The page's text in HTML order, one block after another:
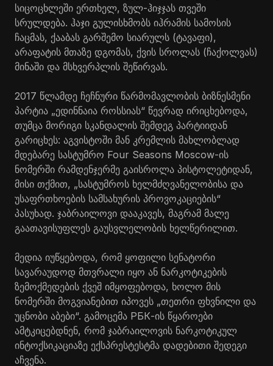
სიცოცხლეში ერთხელ, ზულ-ჰიჯჯას თვეში
სრულდება. ჰაჯი გულისხმობს იჰრამის სამოსის
ჩაცმას, ქააბას გარშემო სიარულს (ტავაფი),
არაფატის მთაზე დგომას, ქვის სროლას (ჩაქოლვას)
მინაში და მსხვერპლის შეწირვას.
2017 წლამდე ჩეჩნური წარმომავლობის ბიზნესმენი
პარტია „ედინნაია როსსიას“ წევრად ირიცხებოდა,
თუმცა მორიგი სკანდალის შემდეგ პარტიიდან
გარიცხეს: აგვისტოში მან კრემლის მახლობლად
მდებარე სასტუმრო Four Seasons Moscow-ის
ნომერში რამდენჯერმე გაისროლა პისტოლეტიდან,
მისი თქმით, „სასტუმროს ხელმძღვანელობისა და
უსაფრთხოების სამსახურის პროვოკაციების“
პასუხად. ჯაბრაილოვი დააკავეს, მაგრამ მალე
გაათავისუფლეს გაუსვლელობის ხელწერილით.
მედია იუწყებოდა, რომ ყოფილი სენატორი
სავარაუდოდ მთვრალი იყო ან ნარკოტიკების
ზემოქმედების ქვეშ იმყოფებოდა, ხოლო მის
ნომერში მოგვიანებით იპოვეს „თეთრი ფხვნილი და
უცნობი აბები“. გამოცემა РБК-ის წყაროები
ამტკიცებდნენ, რომ ჯაბრაილოვის ნარკოტიკულ
ინტოქსიკაციაზე ექსპრესტესტმა დადებითი შედეგი
აჩვენა.